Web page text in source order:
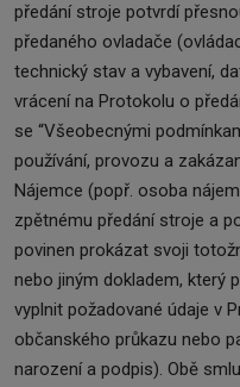
předání stroje potvrdí
předaného ovladače
technický stav a vybavení,
vrácení na Protokolu o
se “Všeobecnými
používání, provozu a
Nájemce (popř. osoba
zpětnému předání stroje a
povinen prokázat svoji
nebo jiným dokladem, který
vyplnit požadované údaje v
občanského průkazu nebo
narození a podpis). Obě